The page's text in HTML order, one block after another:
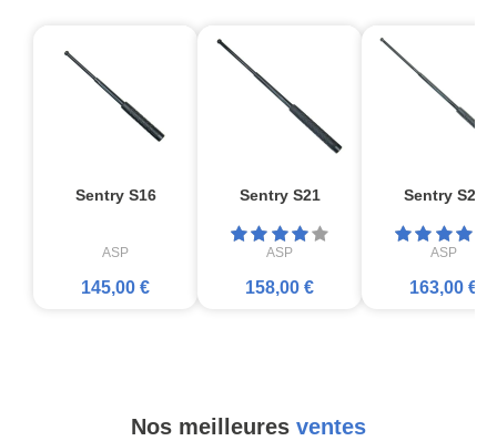
Sentry S16
ASP
145,00 €
Sentry S21
ASP
158,00 €
Sentry S26
ASP
163,00 €
Nos meilleures ventes